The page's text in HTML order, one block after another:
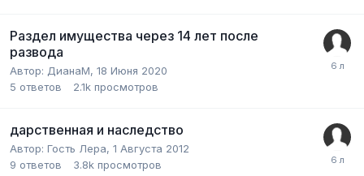
Раздел имущества через 14 лет после
развода
Автор: ДианаМ, 18 Июня 2020
5 ответов 2.1k просмотров
дарственная и наследство
Автор: Гость Лера, 1 Августа 2012
9 ответов 3.8k просмотров